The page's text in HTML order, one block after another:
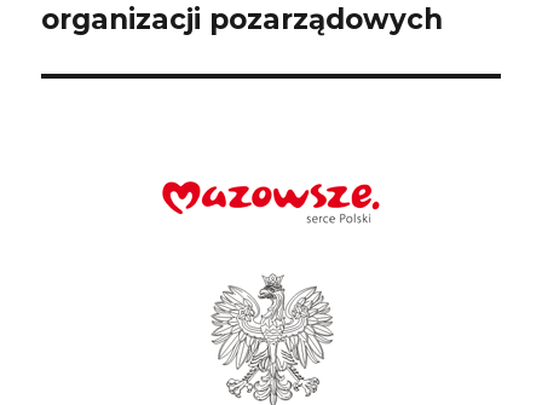
organizacji pozarządowych